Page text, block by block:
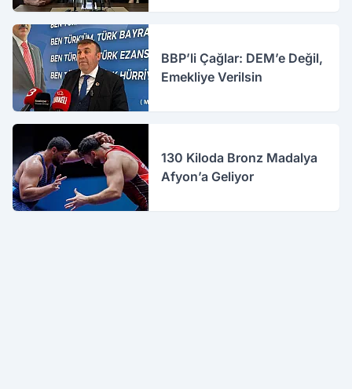
BBP’li Çağlar: DEM’e Değil,
Emekliye Verilsin
130 Kiloda Bronz Madalya
Afyon’a Geliyor